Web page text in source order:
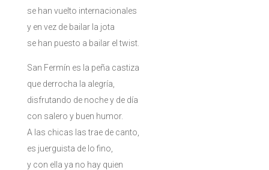
se han vuelto internacionales
y en vez de bailar la jota
se han puesto a bailar el twist.
San Fermín es la peña castiza
que derrocha la alegría,
disfrutando de noche y de día
con salero y buen humor.
A las chicas las trae de canto,
es juerguista de lo fino,
y con ella ya no hay quien